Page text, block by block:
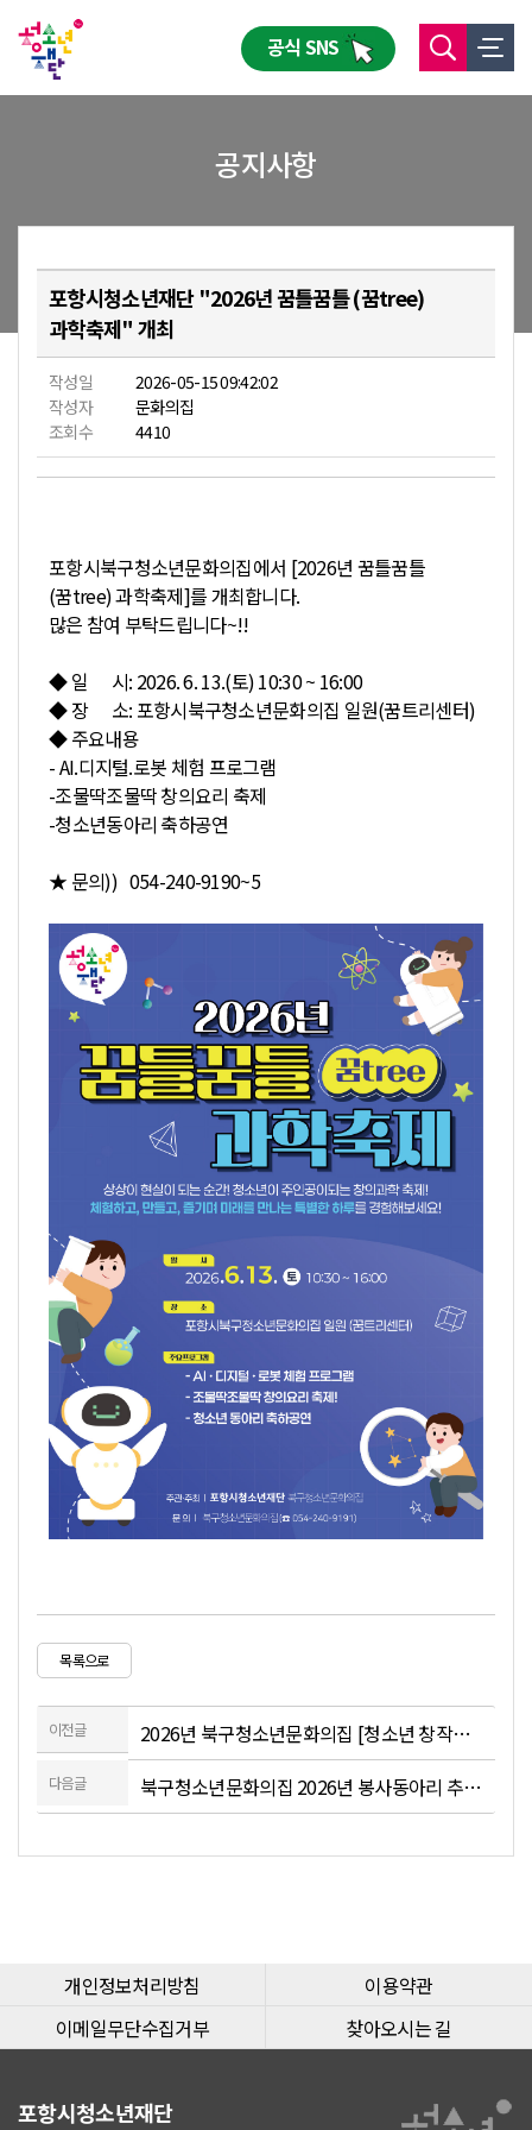
공식 SNS
공지사항
포항시청소년재단 "2026년 꿈틀꿈틀 (꿈tree)
과학축제" 개최
작성일
2026-05-15 09:42:02
작성자
문화의집
조회수
4410
포항시북구청소년문화의집에서 [2026년 꿈틀꿈틀
(꿈tree) 과학축제]를 개최합니다.
많은 참여 부탁드립니다~!!
◆ 일 시: 2026. 6. 13.(토) 10:30 ~ 16:00
◆ 장 소: 포항시북구청소년문화의집 일원(꿈트리센터)
◆ 주요내용
- AI.디지털.로봇 체험 프로그램
-조물딱조물딱 창의요리 축제
-청소년동아리 축하공연
★ 문의)) 054-240-9190~5
목록으로
이전글 2026년 북구청소년문화의집 [청소년 창작동아리] 모집 (연장)
다음글 북구청소년문화의집 2026년 봉사동아리 추가모집(3차)
개인정보처리방침
이용약관
이메일무단수집거부
찾아오시는 길
포항시청소년재단